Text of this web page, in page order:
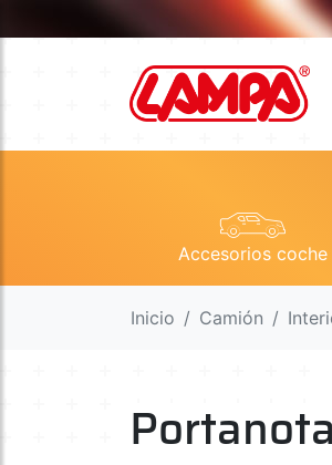
Accesorios coche
Inicio Camión